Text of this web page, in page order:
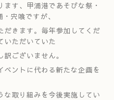
す、甲浦港であそびな祭・
宍喰ですが、
だきます。毎年参加してくだ
いただいていた
ございません。
ントに代わる新たな企画を
な取り組みを今後実施してい